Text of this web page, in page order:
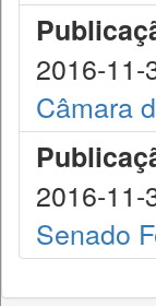
2016-11-
Câmara
2016-11-
Senado